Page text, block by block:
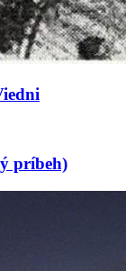
príbeh)